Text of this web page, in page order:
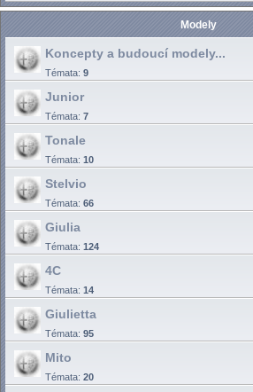
Modely
Koncepty a budoucí modely...
Témata: 9
Junior
Témata: 7
Tonale
Témata: 10
Stelvio
Témata: 66
Giulia
Témata: 124
4C
Témata: 14
Giulietta
Témata: 95
Mito
Témata: 20